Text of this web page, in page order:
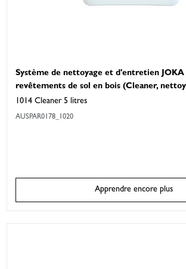
Système de nettoyage et d'entretien JOKA
revêtements de sol en bois (Cleaner,
1014 Cleaner 5 litres
AUSPAR0178_1020
Apprendre encore plus